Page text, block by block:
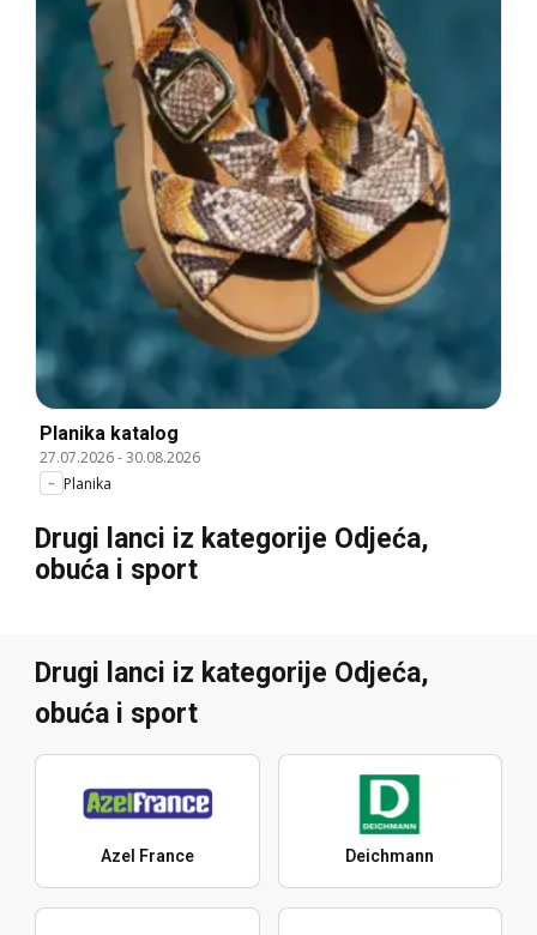
Planika katalog
27.07.2026-30.08.2026
Planika
Drugi lanci iz kategorije Odjeća,
obuća i sport
Drugi lanci iz kategorije Odjeća,
obuća i sport
Azel France Deichmann